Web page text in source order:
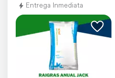
Entrega Inmediata